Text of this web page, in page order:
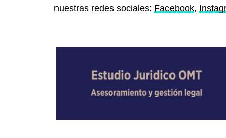
nuestras redes sociales: Facebook,